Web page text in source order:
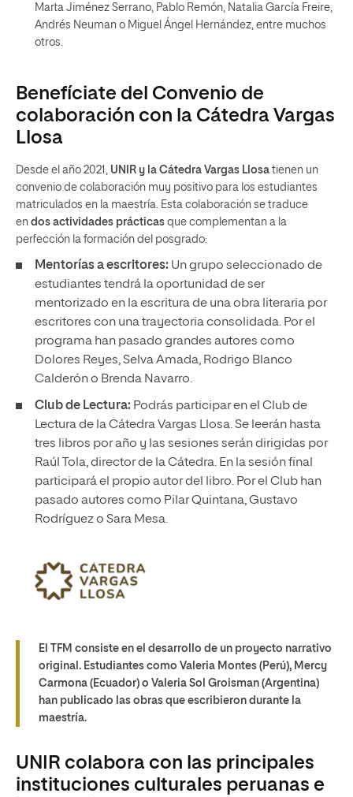
Marta Jiménez Serrano, Pablo Remón, Natalia García Freire,
Andrés Neuman o Miguel Ángel Hernández, entre muchos
otros.
Benefíciate del Convenio de
colaboración con la Cátedra Vargas
Llosa
Desde el año 2021, UNIR y la Cátedra Vargas Llosa tienen un
convenio de colaboración muy positivo para los estudiantes
matriculados en la maestría. Esta colaboración se traduce
en dos actividades prácticas que complementan a la
perfección la formación del posgrado:
Mentorías a escritores: Un grupo seleccionado de
estudiantes tendrá la oportunidad de ser
mentorizado en la escritura de una obra literaria por
escritores con una trayectoria consolidada. Por el
programa han pasado grandes autores como
Dolores Reyes, Selva Amada, Rodrigo Blanco
Calderón o Brenda Navarro.
Club de Lectura: Podrás participar en el Club de
Lectura de la Cátedra Vargas Llosa. Se leerán hasta
tres libros por año y las sesiones serán dirigidas por
Raúl Tola, director de la Cátedra. En la sesión final
participará el propio autor del libro. Por el Club han
pasado autores como Pilar Quintana, Gustavo
Rodríguez o Sara Mesa.
El TFM consiste en el desarrollo de un proyecto narrativo
original. Estudiantes como Valeria Montes (Perú), Mercy
Carmona (Ecuador) o Valeria Sol Groisman (Argentina)
han publicado las obras que escribieron durante la
maestría.
UNIR colabora con las principales
instituciones culturales peruanas e